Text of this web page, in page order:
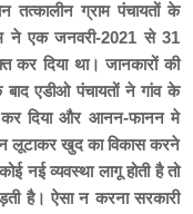
तत्कालीन ग्राम पंचायतों के
ने एक जनवरी-2021 से 31
कर दिया था। जानकारों की
बाद एडीओ पंचायतों ने गांव के
दिया और आनन-फानन मे
लूटाकर खुद का विकास करने
नई व्यवस्था लागू होती है तो
है। ऐसा न करना सरकारी